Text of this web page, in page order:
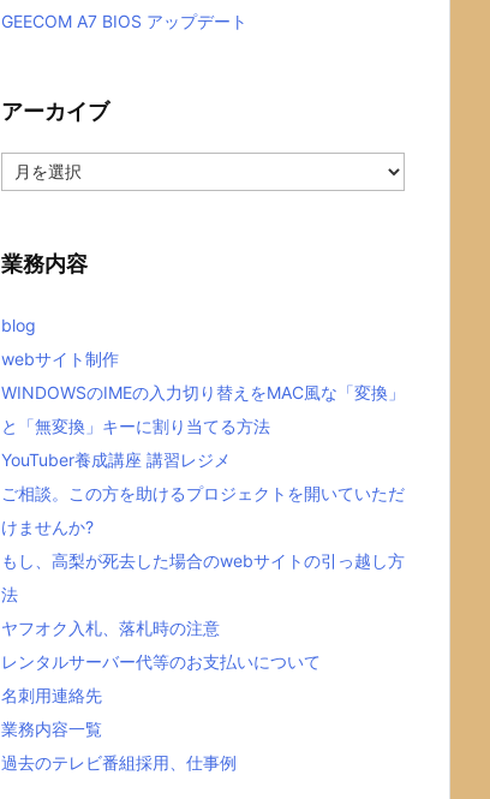
GEECOM A7 BIOS アップデート
アーカイブ
ー
ブ
業務内容
blog
webサイト制作
WINDOWSのIMEの入力切り替えをMAC風な「変換」
と「無変換」キーに割り当てる方法
YouTuber養成講座 講習レジメ
ご相談。この方を助けるプロジェクトを開いていただ
けませんか?
もし、高梨が死去した場合のwebサイトの引っ越し方
法
ヤフオク入札、落札時の注意
レンタルサーバー代等のお支払いについて
名刺用連絡先
業務内容一覧
過去のテレビ番組採用、仕事例